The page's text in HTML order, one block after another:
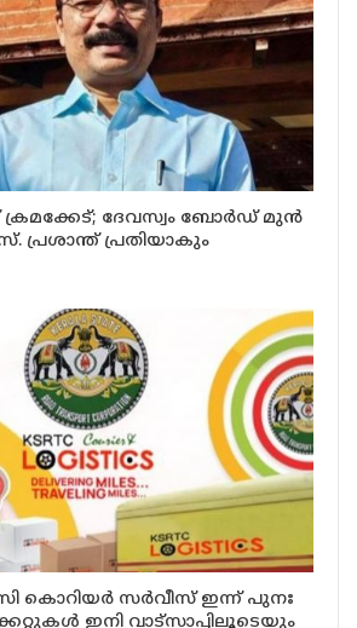
ക്രമക്കേട്; ദേവസ്വം ബോർഡ് മുൻ
പ്രശാന്ത് പ്രതിയാകും
കൊറിയർ സർവീസ് ഇന്ന് പുനഃ
ഇനി വാട്‌സാപ്പിലൂടെയും